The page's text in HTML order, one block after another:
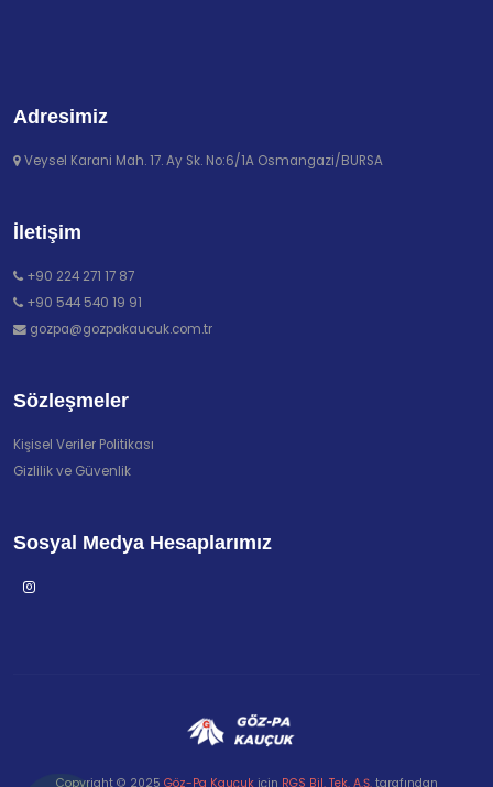
Adresimiz
Veysel Karani Mah. 17. Ay Sk. No:6/1A Osmangazi/BURSA
İletişim
+90 224 271 17 87
+90 544 540 19 91
gozpa@gozpakaucuk.com.tr
Sözleşmeler
Kişisel Veriler Politikası
Gizlilik ve Güvenlik
Sosyal Medya Hesaplarımız
Copyright © 2025 Göz-Pa Kauçukiçin RGS Bil. Tek. A.Ş.tarafından